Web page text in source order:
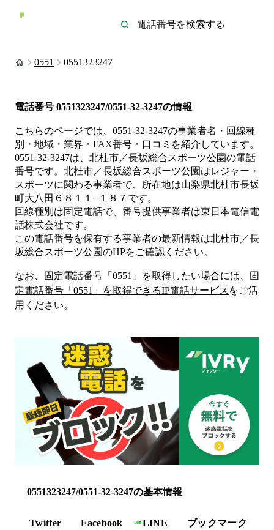
0551 0551323247
電話番号 0551323247/0551-32-3247の情報
こちらのページでは、 0551-32-3247の事業者名・回線種
別・地域・業界・FAX番号・口コミを紹介しています。
0551-32-3247は、 北杜市／長坂総合スポーツ公園の電話
番号です。 北杜市／長坂総合スポーツ公園はレジャー・
スポーツに関わる事業者で、所在地は山梨県北杜市長坂
町大八田６８１１−１８７ です。
回線種別は固定電話で、番号提供事業者は東日本電信電
話株式会社です。
この電話番号を保有する事業者の最新情報は北杜市／長
坂総合スポーツ公園のHPをご確認ください。
なお、固定電話番号「 0551 」を取得したい場合には、
固
定電話番号「 0551 」を取得できるIP電話サービス をご活
用ください。
0551323247/0551-32-3247の基本情報
Twitter Facebook LINE
ブックマーク